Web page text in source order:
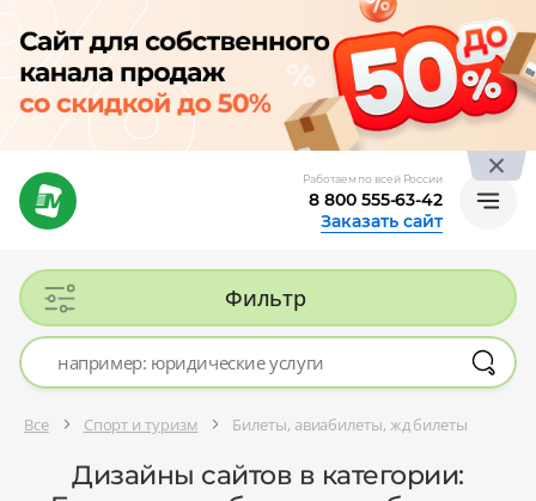
Работаем по всей России
8 800 555-63-42
Заказать сайт
Фильтр
Все Спорт и туризм Билеты, авиабилеты, жд билеты
Дизайны сайтов в категории: